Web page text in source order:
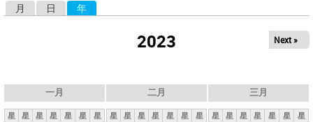
月 日 年
2023 Next »
一月
星 星 星 星 星 星
星
二月
星 星 星 星 星 星 星
三月
星 星 星 星 星 星 星